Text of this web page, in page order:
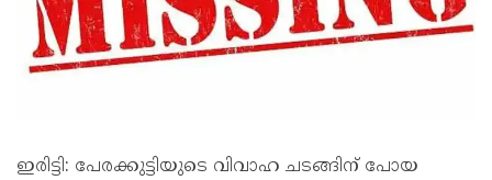
ഇരിട്ടി: പേരക്കുട്ടിയുടെ വിവാഹ ചടങ്ങിന് പോയ